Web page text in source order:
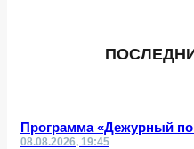
Программа «Дежурный по
08.08.2026, 19:45